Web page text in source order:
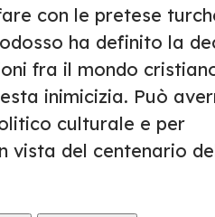
con le pretese
ha definito la
fra il mondo
inimicizia. Può
culturale e per
vista del centenario